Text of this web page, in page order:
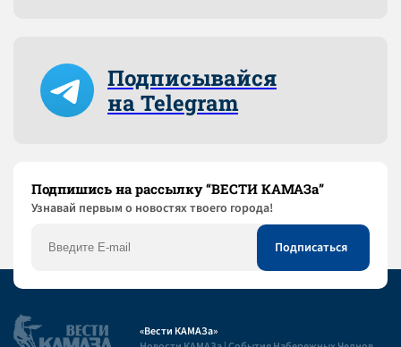
Подписывайся
на Telegram
Подпишись на рассылку “ВЕСТИ КАМАЗа”
Узнaвай первым о новостях твоего города!
«Вести КАМАЗа»